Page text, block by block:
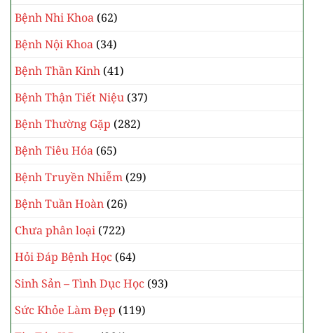
Bệnh Nhi Khoa (62)
Bệnh Nội Khoa (34)
Bệnh Thần Kinh (41)
Bệnh Thận Tiết Niệu (37)
Bệnh Thường Gặp (282)
Bệnh Tiêu Hóa (65)
Bệnh Truyền Nhiễm (29)
Bệnh Tuần Hoàn (26)
Chưa phân loại (722)
Hỏi Đáp Bệnh Học (64)
Sinh Sản – Tình Dục Học (93)
Sức Khỏe Làm Đẹp (119)